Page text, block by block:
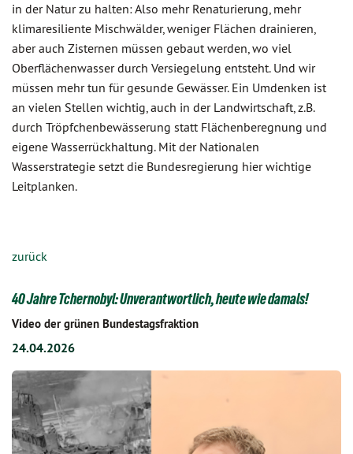
in der Natur zu halten: Also mehr Renaturierung, mehr
klimaresiliente Mischwälder, weniger Flächen drainieren,
aber auch Zisternen müssen gebaut werden, wo viel
Oberflächenwasser durch Versiegelung entsteht. Und wir
müssen mehr tun für gesunde Gewässer. Ein Umdenken ist
an vielen Stellen wichtig, auch in der Landwirtschaft, z.B.
durch Tröpfchenbewässerung statt Flächenberegnung und
eigene Wasserrückhaltung. Mit der Nationalen
Wasserstrategie setzt die Bundesregierung hier wichtige
Leitplanken.
zurück
40 Jahre Tchernobyl: Unverantwortlich, heute wie damals!
Video der grünen Bundestagsfraktion
24.04.2026